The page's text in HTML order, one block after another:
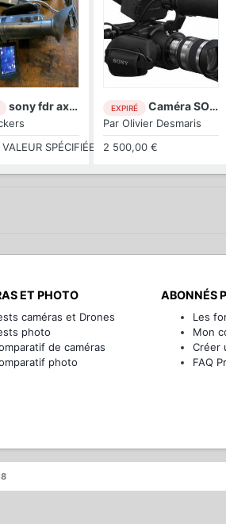
sony fdr ax 100 4k
SPÉCIFIÉE
EXPIRÉ Caméra SONY NEX-FS100EK
Par Olivier Desmaris
2 500,00 €
ET PHOTO
caméras et Drones
photo
de caméras
photo
ABONNÉS
Les
Mon
Créer
FAQ